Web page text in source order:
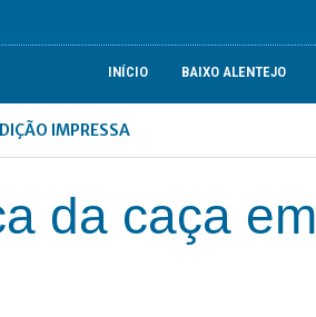
INÍCIO BAIXO ALENTEJO
IMPRESSA
da caça em